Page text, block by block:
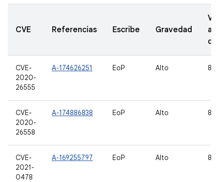
CVE Referencias Escribe Gravedad
de
CVE-
2020-
26555
A-174626251 EoP Alto
CVE-
2020-
26558
A-174886838 EoP Alto
CVE-
2021-
0478
A-169255797 EoP Alto